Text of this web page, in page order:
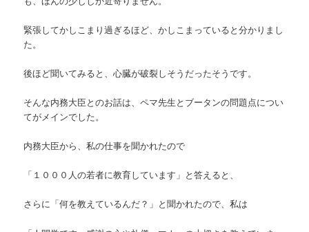
緊張してかしこまり過ぎるほど、かしこまっていると分かりまし
た。
後ほど聞いてみると、心臓が破裂しそうだったそうです。
そんな内務大臣とのお話は、ペマ先生とブータンの問題点につい
てがメインでした。
内務大臣から、私の仕事を聞かれたので
「１０００人の若者に教育しています」と答えると、
さらに「何を教えているんだ？」と聞かれたので、私は